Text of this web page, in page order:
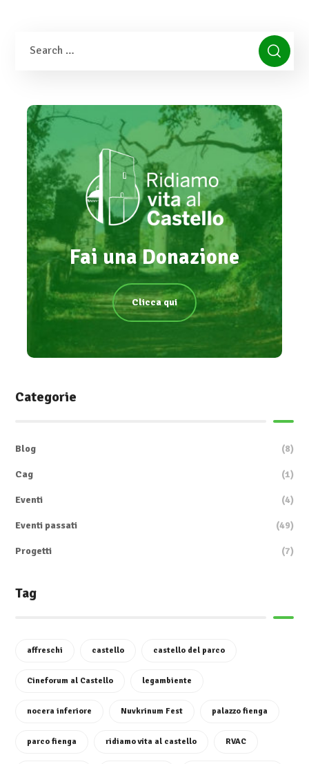
Fai una Donazione
Clicca qui
Categorie
Blog (8)
Cag (1)
Eventi (4)
Eventi passati (49)
Progetti (7)
Tag
affreschi castello castello del parco
Cineforum al Castello legambiente
nocera inferiore Nuvkrinum Fest palazzo fienga
parco fienga ridiamo vita al castello RVAC